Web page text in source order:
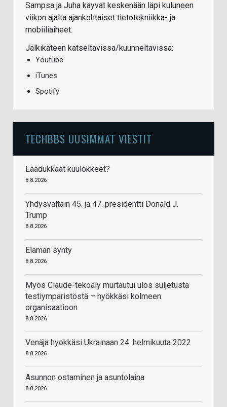
Sampsa ja Juha käyvät keskenään läpi kuluneen
viikon ajalta ajankohtaiset tietotekniikka- ja
mobiiliaiheet.
Jälkikäteen katseltavissa/kuunneltavissa:
Youtube
iTunes
Spotify
TECHBBS UUSIMMAT VIESTIT
Laadukkaat kuulokkeet?
8.8.2026
Yhdysvaltain 45. ja 47. presidentti Donald J.
Trump
8.8.2026
Elämän synty
8.8.2026
Myös Claude-tekoäly murtautui ulos suljetusta
testiympäristöstä – hyökkäsi kolmeen
organisaatioon
8.8.2026
Venäjä hyökkäsi Ukrainaan 24. helmikuuta 2022
8.8.2026
Asunnon ostaminen ja asuntolaina
8.8.2026